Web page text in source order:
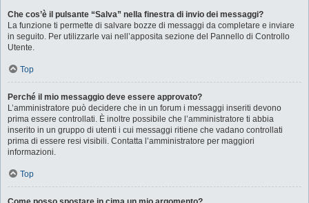
Che cos’è il pulsante “Salva” nella finestra di invio dei messaggi?
La funzione ti permette di salvare bozze di messaggi da completare e inviare
in seguito. Per utilizzarle vai nell’apposita sezione del Pannello di Controllo
Utente.
Top
Perché il mio messaggio deve essere approvato?
L’amministratore può decidere che in un forum i messaggi inseriti devono
prima essere controllati. È inoltre possibile che l’amministratore ti abbia
inserito in un gruppo di utenti i cui messaggi ritiene che vadano controllati
prima di essere resi visibili. Contatta l’amministratore per maggiori
informazioni.
Top